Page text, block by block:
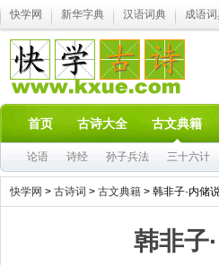
快学网 新华字典 汉语词典 成语
首页 古诗大全 古文典籍
论语 诗经 孙子兵法 三十六计
快学网 > 古诗词 > 古文典籍 > 韩非子·内储
韩非子